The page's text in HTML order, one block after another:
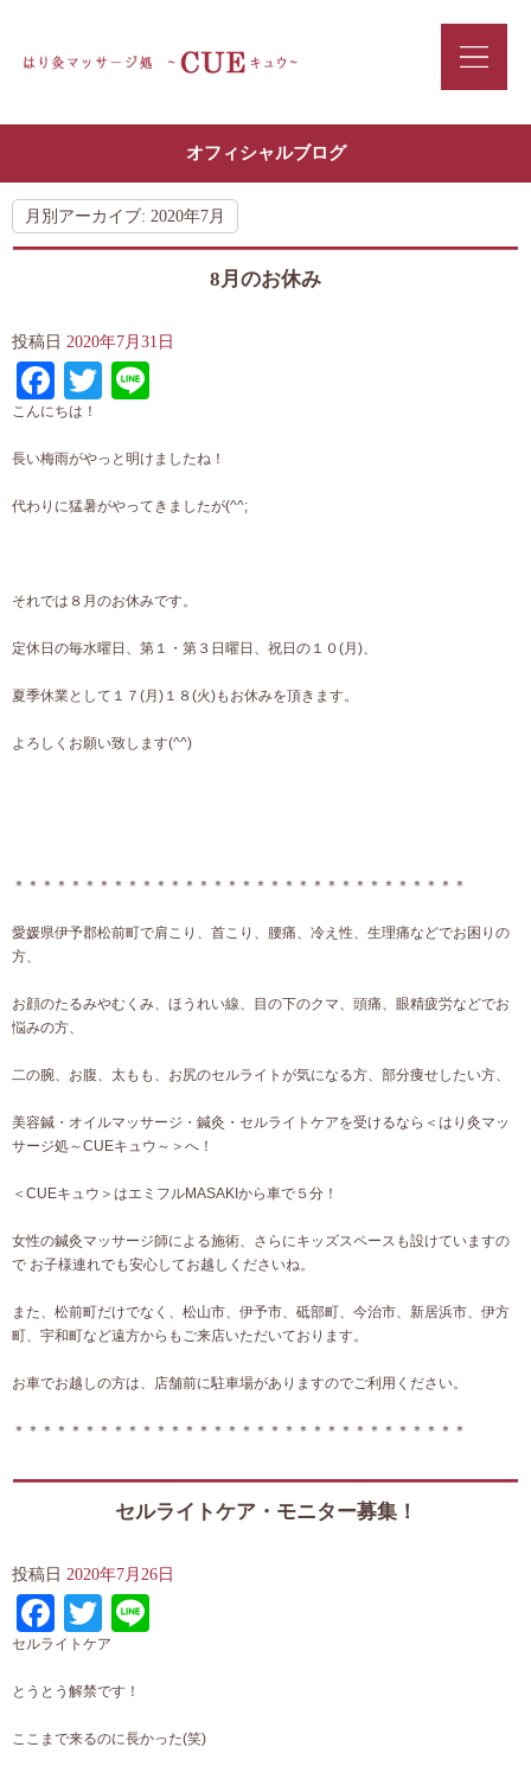
オフィシャルブログ
月別アーカイブ: 2020年7月
8月のお休み
投稿日 2020年7月31日
Facebook
Twitter
こんにちは！
長い梅雨がやっと明けましたね！
代わりに猛暑がやってきましたが(^^;
それでは８月のお休みです。
定休日の毎水曜日、第１・第３日曜日、祝日の１０(月)、
夏季休業として１７(月)１８(火)もお休みを頂きます。
よろしくお願い致します(^^)
＊＊＊＊＊＊＊＊＊＊＊＊＊＊＊＊＊＊＊＊＊＊＊＊＊＊＊＊＊＊＊＊
愛媛県伊予郡松前町で肩こり、首こり、腰痛、冷え性、生理痛などでお困りの
方、
お顔のたるみやむくみ、ほうれい線、目の下のクマ、頭痛、眼精疲労などでお
悩みの方、
二の腕、お腹、太もも、お尻のセルライトが気になる方、部分痩せしたい方、
美容鍼・オイルマッサージ・鍼灸・セルライトケアを受けるなら＜はり灸マッ
サージ処～CUEキュウ～＞へ！
＜CUEキュウ＞はエミフルMASAKIから車で５分！
女性の鍼灸マッサージ師による施術、さらにキッズスペースも設けていますの
で お子様連れでも安心してお越しくださいね。
また、松前町だけでなく、松山市、伊予市、砥部町、今治市、新居浜市、伊方
町、宇和町など遠方からもご来店いただいております。
お車でお越しの方は、店舗前に駐車場がありますのでご利用ください。
＊＊＊＊＊＊＊＊＊＊＊＊＊＊＊＊＊＊＊＊＊＊＊＊＊＊＊＊＊＊＊＊
セルライトケア・モニター募集！
投稿日 2020年7月26日
Facebook
Twitter
セルライトケア
とうとう解禁です！
ここまで来るのに長かった(笑)